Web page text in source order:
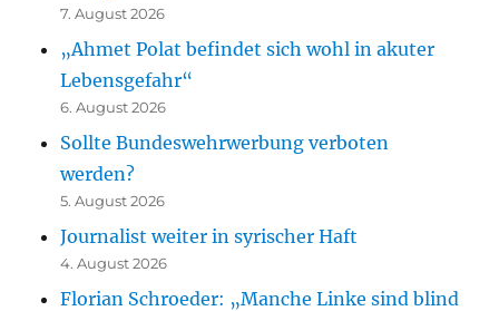
7. August 2026
„Ahmet Polat befindet sich wohl in akuter
Lebensgefahr“
6. August 2026
Sollte Bundeswehrwerbung verboten
werden?
5. August 2026
Journalist weiter in syrischer Haft
4. August 2026
Florian Schroeder: „Manche Linke sind blind